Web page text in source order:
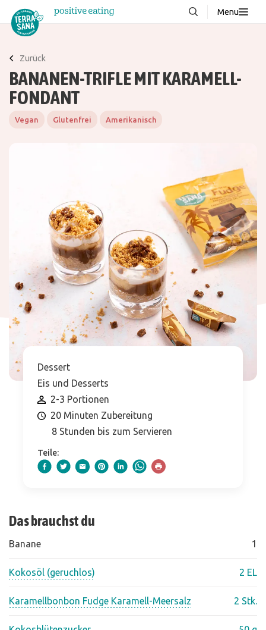
Menu
Über uns
Wissenswertes
Produkte
Zurück
BANANEN-TRIFLE MIT KARAMELL-
FONDANT
Vegan Glutenfrei Amerikanisch
Dessert
Eis und Desserts
2-3 Portionen
20 Minuten Zubereitung
8 Stunden bis zum Servieren
Teile:
Das brauchst du
Banane 1
Kokosöl (geruchlos) 2 EL
Karamellbonbon Fudge Karamell-Meersalz 2 Stk.